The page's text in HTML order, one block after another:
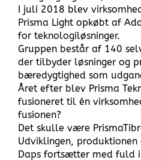
I juli 2018 blev
Prisma Light opkøbt af
for teknologiløsninger.
Gruppen består af 140
der tilbyder løsninger og
bæredygtighed som
Året efter blev Prisma
fusioneret til én
fusionen?
Det skulle være
Udviklingen,
Daps fortsætter med fuld